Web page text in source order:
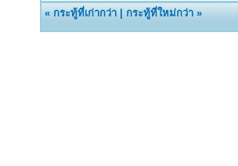
«กระทู้ที่เก่ากว่า |กระทู้ที่ใหม่กว่า »